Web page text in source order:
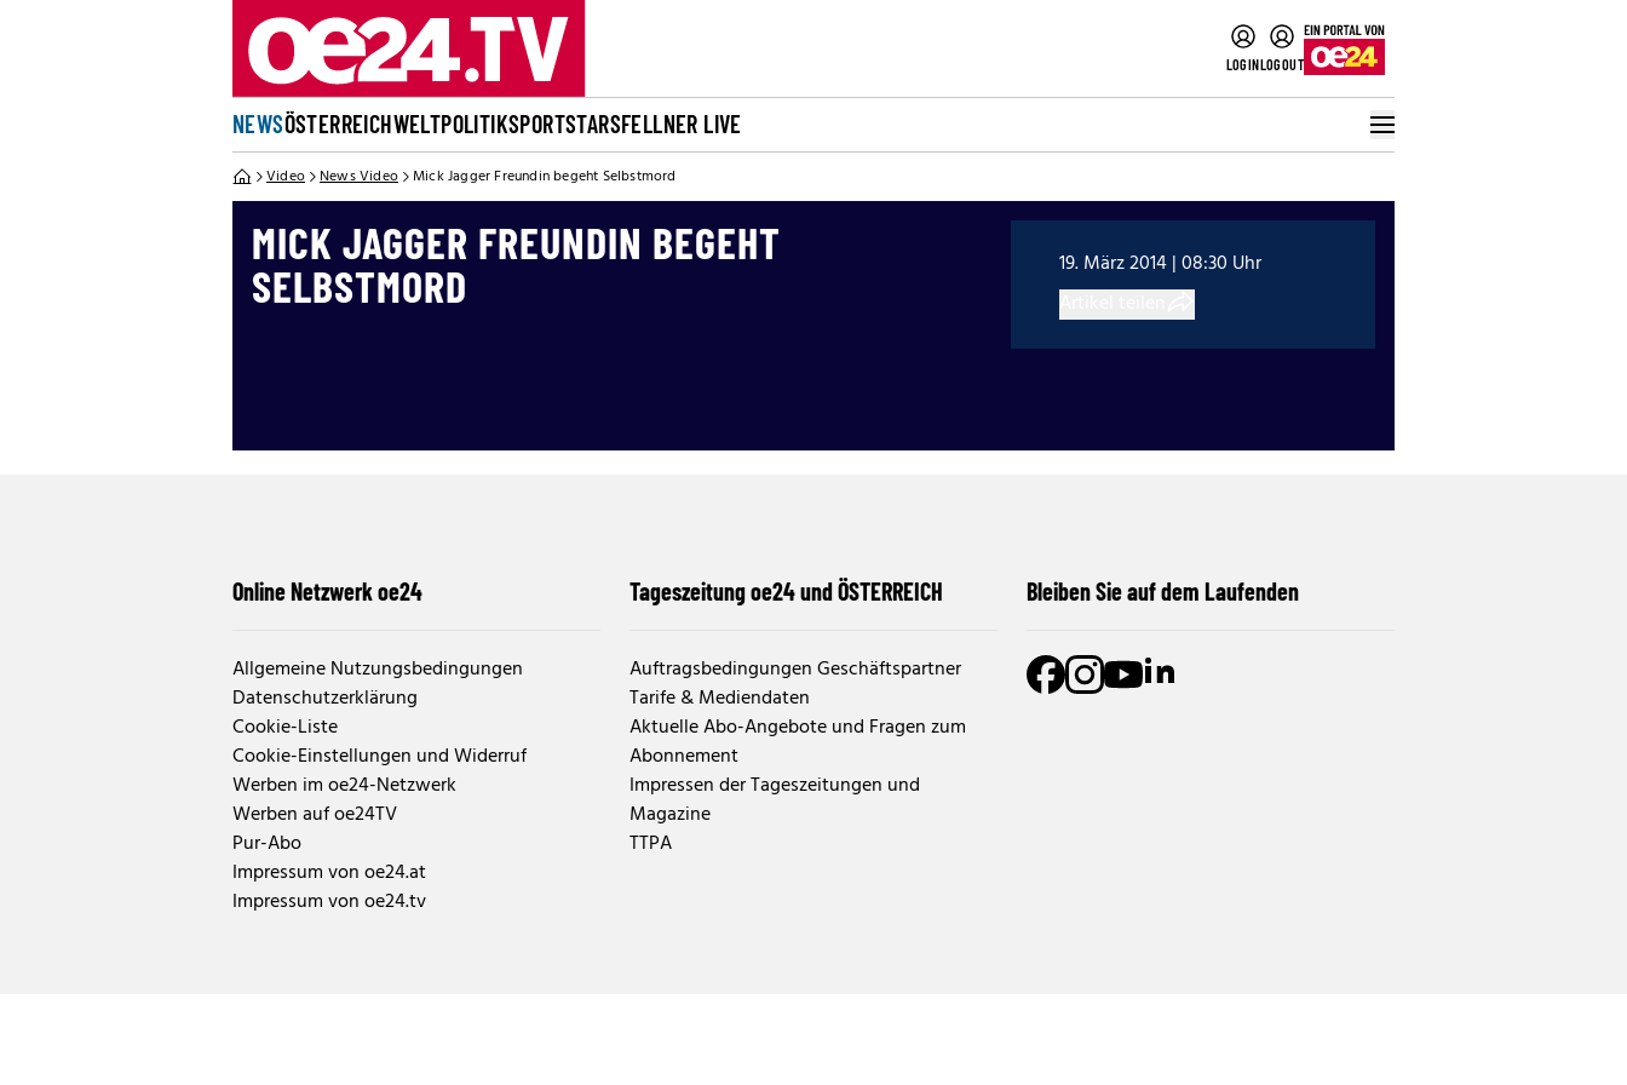
LOGINLOGOUT
NEWSÖSTERREICHWELTPOLITIKSPORTSTARSFELLNER LIVE
Video News Video Mick Jagger Freundin begeht Selbstmord
MICK JAGGER FREUNDIN BEGEHT
SELBSTMORD
19. März 2014 | 08:30 Uhr
Online Netzwerk oe24
Allgemeine Nutzungsbedingungen
Datenschutzerklärung
Cookie-Liste
Cookie-Einstellungen und Widerruf
Werben im oe24-Netzwerk
Werben auf oe24TV
Pur-Abo
Impressum von oe24.at
Impressum von oe24.tv
Tageszeitung oe24 und ÖSTERREICH
Auftragsbedingungen Geschäftspartner
Tarife & Mediendaten
Aktuelle Abo-Angebote und Fragen zum
Abonnement
Impressen der Tageszeitungen und
Magazine
TTPA
Bleiben Sie auf dem Laufenden